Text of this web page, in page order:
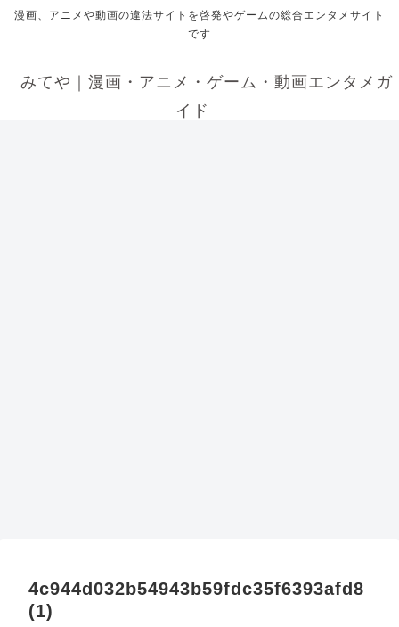
漫画、アニメや動画の違法サイトを啓発やゲームの総合エンタメサイト
です
みてや｜漫画・アニメ・ゲーム・動画エンタメガ
イド
4c944d032b54943b59fdc35f6393afd8
(1)